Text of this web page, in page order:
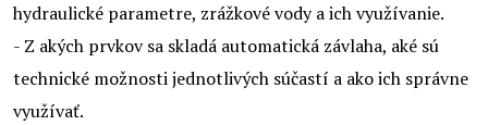
hydraulické parametre, zrážkové vody a ich využívanie.
- Z akých prvkov sa skladá automatická závlaha, aké sú
technické možnosti jednotlivých súčastí a ako ich správne
využívať.